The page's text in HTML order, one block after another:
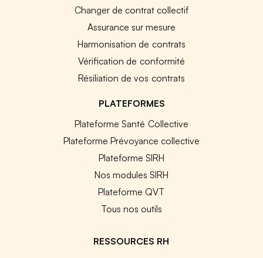
Changer de contrat collectif
Assurance sur mesure
Harmonisation de contrats
Vérification de conformité
Résiliation de vos contrats
PLATEFORMES
Plateforme Santé Collective
Plateforme Prévoyance collective
Plateforme SIRH
Nos modules SIRH
Plateforme QVT
Tous nos outils
RESSOURCES RH